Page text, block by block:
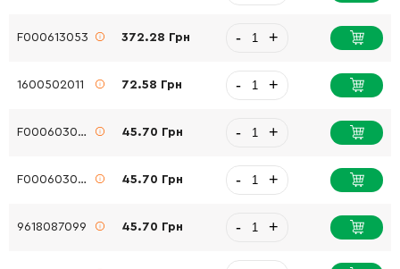
F000613053 372.28 Грн - +
1600502011 72.58 Грн - +
F000603029 45.70 Грн - +
F000603027 45.70 Грн - +
9618087099 45.70 Грн - +